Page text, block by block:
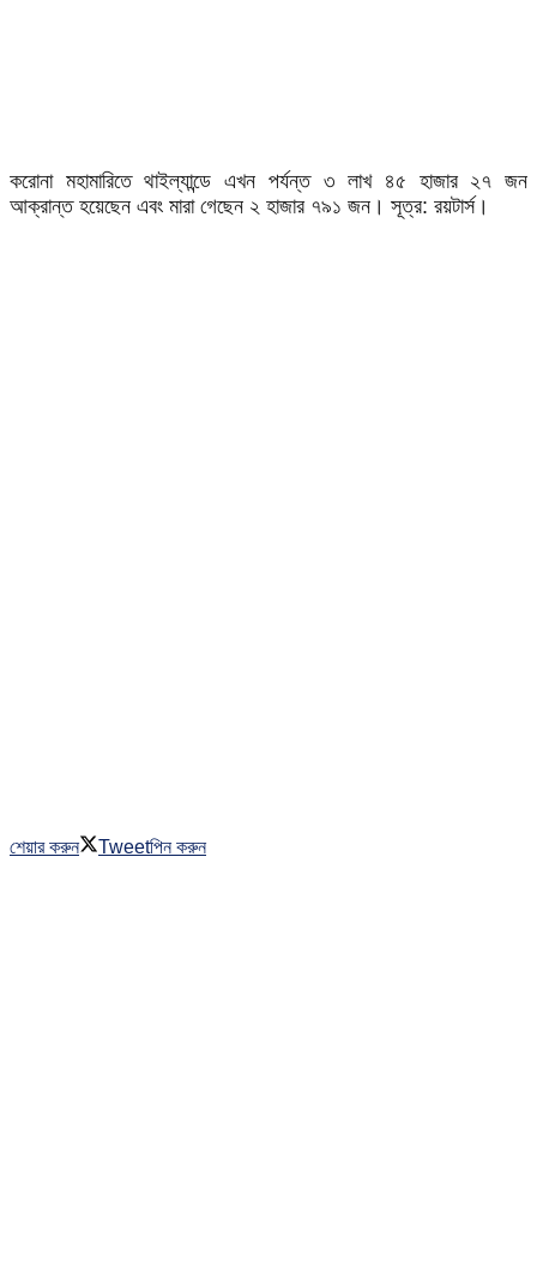
করোনা মহামারিতে থাইল্যান্ডে এখন পর্যন্ত ৩ লাখ ৪৫ হাজার ২৭ জন
আক্রান্ত হয়েছেন এবং মারা গেছেন ২ হাজার ৭৯১ জন। সূত্র: রয়টার্স।
শেয়ার করুন Tweetপিন করুন